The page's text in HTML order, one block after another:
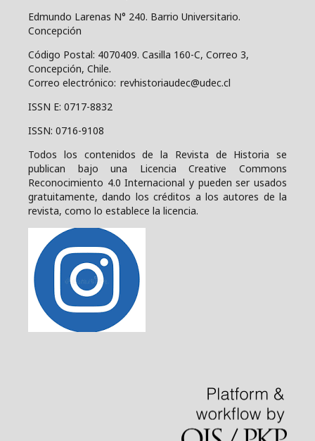
Edmundo Larenas N° 240. Barrio Universitario.
Concepción
Código Postal: 4070409. Casilla 160-C, Correo 3,
Concepción, Chile.
Correo electrónico: revhistoriaudec@udec.cl
ISSN E: 0717-8832
ISSN: 0716-9108
Todos los contenidos de la Revista de Historia se
publican bajo una
Licencia Creative Commons
Reconocimiento 4.0 Internacional y pueden ser usados
gratuitamente, dando los créditos a los autores de la
revista, como lo establece la licencia.